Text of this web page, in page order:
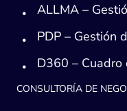
ALLMA –
PDP – Gestión
D360 – Cuadro
CONSULTORÍA DE